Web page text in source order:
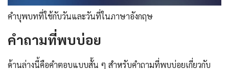
คำบุพบทที่ใช้กับวันและวันที่ในภาษาอังกฤษ
คำถามที่พบบ่อย
ด้านล่างนี้คือคำตอบแบบสั้น ๆ สำหรับคำถามที่พบบ่อยเกี่ยวกับ